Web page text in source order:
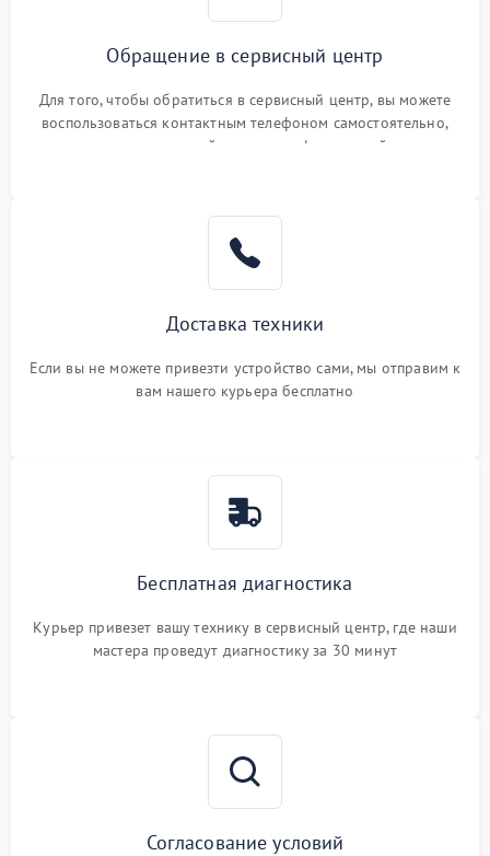
Обращение в сервисный центр
Для того, чтобы обратиться в сервисный центр, вы можете
воспользоваться контактным телефоном самостоятельно,
или оставить свой номер телефона на сайте
Доставка техники
Если вы не можете привезти устройство сами, мы отправим к
вам нашего курьера бесплатно
Бесплатная диагностика
Курьер привезет вашу технику в сервисный центр, где наши
мастера проведут диагностику за 30 минут
Согласование условий